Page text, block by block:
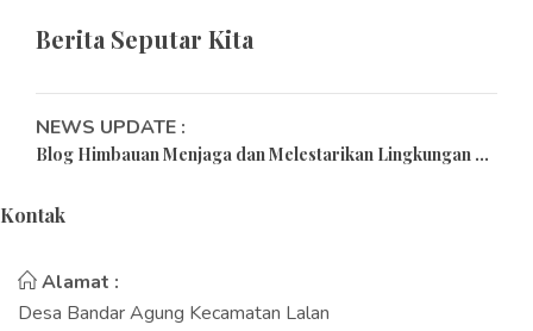
Berita Seputar Kita
NEWS UPDATE :
Blog Himbauan Menjaga dan Melestarikan Lingkungan ...
Tips Merayakan Pergantian Tahun Baru di Masa
Pandemi...
15 Universitas Terbaik di Indonesia Versi Webometrics
2022...
Kontak
Alamat :
Desa Bandar Agung Kecamatan Lalan